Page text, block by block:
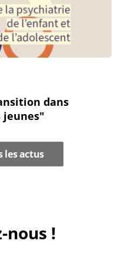
dans
jeunes"
les actus
nous !